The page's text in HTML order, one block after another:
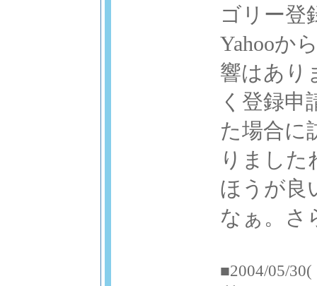
ゴリー登
Yahooか
響はあり
く登録
た場合に
りまし
ほうが良
なぁ。さ
■2004/05/30(